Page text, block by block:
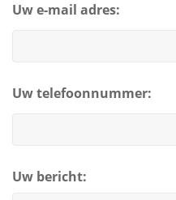
Uw e-mail adres:
Uw telefoonnummer:
Uw bericht: